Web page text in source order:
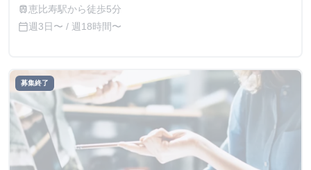
ー15F、21F
train恵比寿駅から徒歩5分
calendar_today週3日〜 / 週18時間〜
募集終了